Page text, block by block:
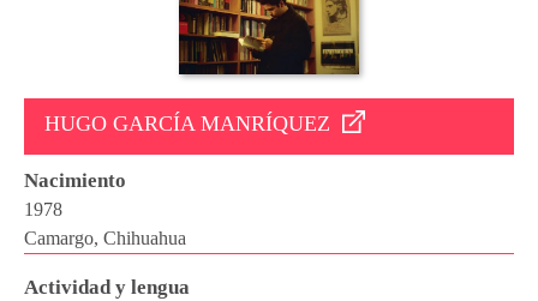
HUGO GARCÍA MANRÍQUEZ
Nacimiento
1978
Camargo, Chihuahua
Actividad y lengua